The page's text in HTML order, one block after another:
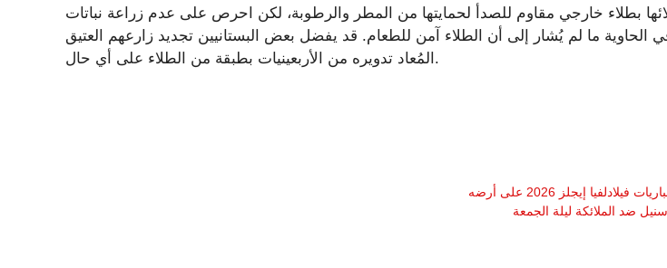
بطلاء خارجي مقاوم للصدأ لحمايتها من المطر والرطوبة، لكن احرص على عدم زراعة نباتات
الحاوية ما لم يُشار إلى أن الطلاء آمن للطعام. قد يفضل بعض البستانيين تجديد زارعهم العتيق
المُعاد تدويره من الأربعينيات بطبقة من الطلاء على أي حال.
إيجلز 2026 على أرضه
ضد الملائكة ليلة الجمعة